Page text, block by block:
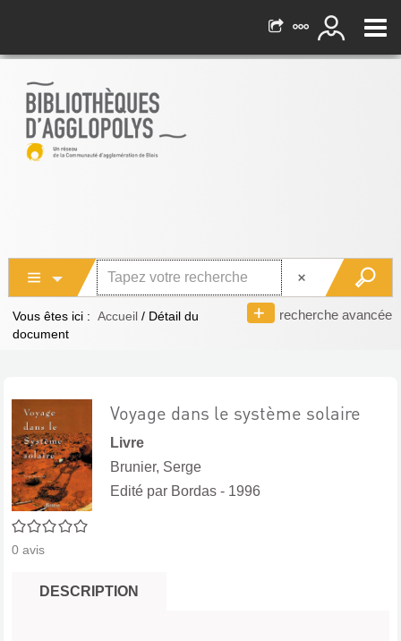
recherche avancée
Vous êtes ici : Accueil / Détail du
document
0/5
0 avis
Voyage dans le système solaire
Livre
Brunier, Serge
Edité par Bordas - 1996
DESCRIPTION